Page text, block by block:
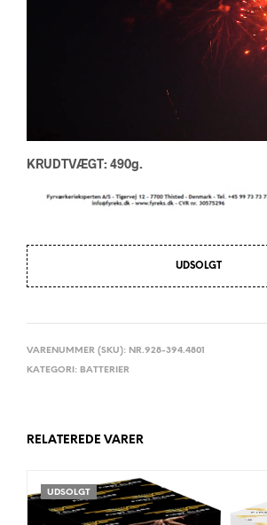
KRUDTVÆGT: 490g.
UDSOLGT
VARENUMMER (SKU): NR.928-394.4801
KATEGORI: BATTERIER
RELATEREDE VARER
UDSOLGT